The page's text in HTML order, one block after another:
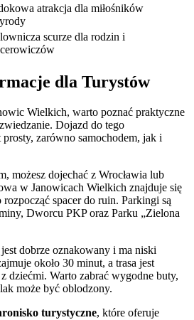
atrakcja dla miłośników
scurze dla rodzin i
dla Turystów
Wielkich, warto poznać praktyczne
Dojazd do tego
zarówno samochodem, jak i
możesz dojechać z Wrocławia lub
w Janowicach Wielkich znajduje się
spacer do ruin. Parkingi są
Dworcu PKP oraz Parku „Zielona
dobrze oznakowany i ma niski
około 30 minut, a trasa jest
dziećmi. Warto zabrać wygodne buty,
może być oblodzony.
turystyczne, które oferuje